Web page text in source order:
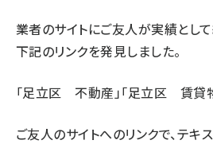
業者のサイトにご友人が実績とし
下記のリンクを発見しました。
「足立区 不動産」「足立区 賃貸
ご友人のサイトへのリンクで、テキ